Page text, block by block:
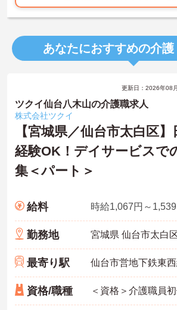
あなたにおすすめの介護
更新日：2026年08
ツクイ仙台八木山の介護職求人
株式会社ツクイ
【宮城県／仙台市太白区
経験OK！デイサービスで
集＜パート＞
給料 時給1,067円～1,539
勤務地
最寄り駅
資格/職種